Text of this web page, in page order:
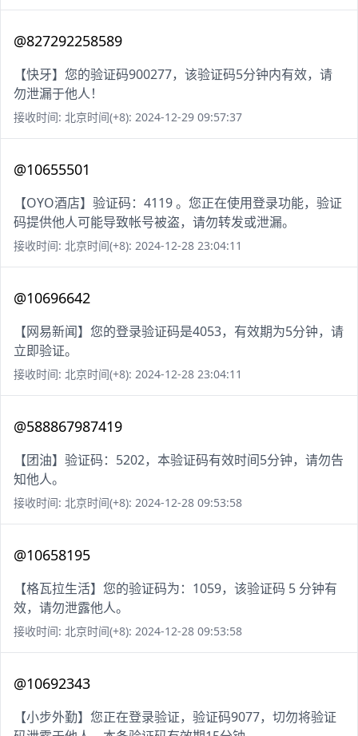
@827292258589
【快牙】您的验证码900277，该验证码5分钟内有效，请
勿泄漏于他人！
接收时间: 北京时间(+8): 2024-12-29 09:57:37
@10655501
【OYO酒店】验证码：4119 。您正在使用登录功能，验证
码提供他人可能导致帐号被盗，请勿转发或泄漏。
接收时间: 北京时间(+8): 2024-12-28 23:04:11
@10696642
【网易新闻】您的登录验证码是4053，有效期为5分钟，请
立即验证。
接收时间: 北京时间(+8): 2024-12-28 23:04:11
@588867987419
【团油】验证码：5202，本验证码有效时间5分钟，请勿告
知他人。
接收时间: 北京时间(+8): 2024-12-28 09:53:58
@10658195
【格瓦拉生活】您的验证码为：1059，该验证码 5 分钟有
效，请勿泄露他人。
接收时间: 北京时间(+8): 2024-12-28 09:53:58
@10692343
【小步外勤】您正在登录验证，验证码9077，切勿将验证